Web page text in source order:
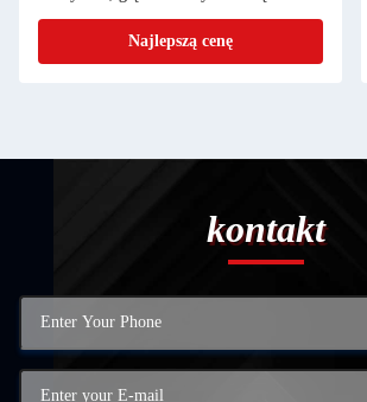
Najlepszą cenę
kontakt